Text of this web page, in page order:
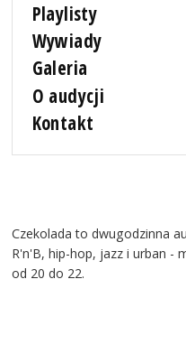
Playlisty
Wywiady
Galeria
O audycji
Kontakt
Czekolada to dwugodzinna
R'n'B, hip-hop, jazz i urban -
od 20 do 22.